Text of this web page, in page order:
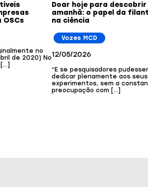
no
de 2020) No
Doar hoje para descobrir
amanhã: o papel da
na ciência
Vozes MCD
12/05/2026
“E se pesquisadores
dedicar plenamente aos seus
experimentos, sem a
preocupação com […]